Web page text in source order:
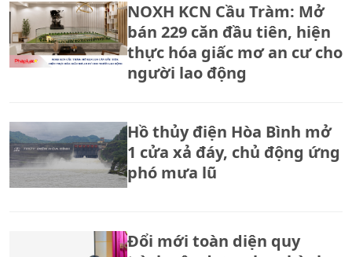
NOXH KCN Cầu Tràm: Mở
bán 229 căn đầu tiên, hiện
thực hóa giấc mơ an cư cho
người lao động
Hồ thủy điện Hòa Bình mở
1 cửa xả đáy, chủ động ứng
phó mưa lũ
Đổi mới toàn diện quy